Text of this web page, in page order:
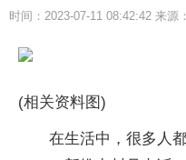
时间：2023-07-11 08:42:42 来源
(相关资料图)
在生活中，很多人